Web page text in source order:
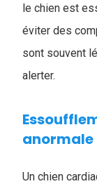
le chien est
éviter des
sont souvent
alerter.
anormale
Un chien